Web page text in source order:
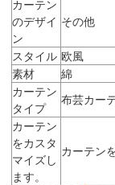
カーテン
のデザイ
ン
その他
スタイル 欧風
素材
綿
カーテン
タイプ
布芸カー
カーテン
をカスタ
マイズし
ます。
カーテン